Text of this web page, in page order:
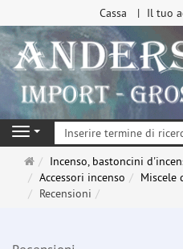
Cassa Il tuo
Navigation
Pagina
principale
Incenso, bastoncini
Accessori incenso
Miscele
Recensioni